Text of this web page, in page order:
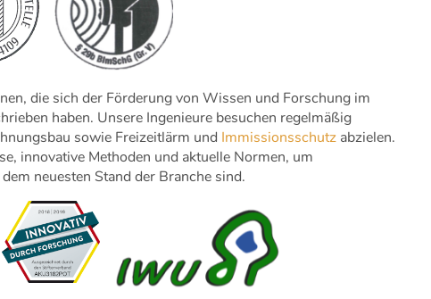
die sich der Förderung von Wissen und Forschung im
haben. Unsere Ingenieure besuchen regelmäßig
sowie Freizeitlärm und Immissionsschutz abzielen.
innovative Methoden und aktuelle Normen, um
neuesten Stand der Branche sind.